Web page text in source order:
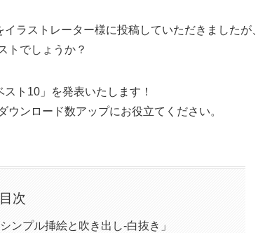
ラストレーター様に投稿していただきましたが、
トでしょうか？
ト10」を発表いたします！
ンロード数アップにお役立てください。
目次
プル挿絵と吹き出し-白抜き」